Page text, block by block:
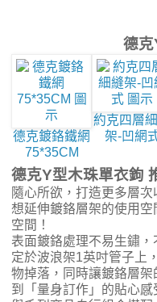
德
德克鍍鉻鐵網
75*35CM
約克四層
架-凹網
德克Y型木珠單衣鉤
隨心所欲，打造更多層次
想延伸鍍鉻層架的使用
空間！
表面鍍鉻處理不易生鏽
定於波浪架1英吋管子上
物掉落，同時讓鍍鉻層
到「量身訂作」的貼心感